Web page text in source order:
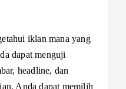
iklan mana yang
dapat menguji
headline, dan
Anda dapat memilih